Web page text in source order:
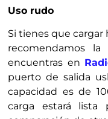
Uso rudo
Si tienes que cargar
recomendamos la
encuentras en
puerto de salida
capacidad es de
carga estará